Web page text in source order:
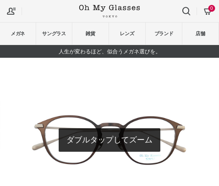
メガネ サングラス 雑貨 レンズ ブランド 店舗
0
人生が変わるほど、似合うメガネ選びを。
ダブルタップしてズーム